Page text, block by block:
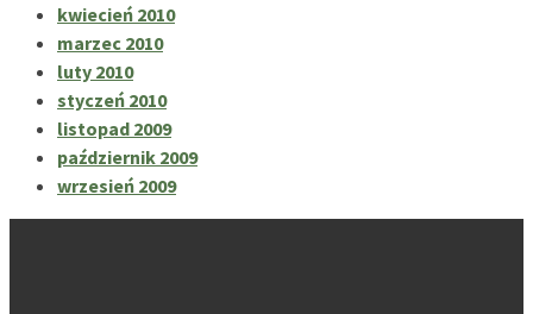
kwiecień 2010
marzec 2010
luty 2010
styczeń 2010
listopad 2009
październik 2009
wrzesień 2009